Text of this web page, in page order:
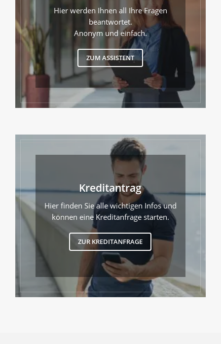
Hier werden Ihnen all Ihre Fragen
beantwortet.
Anonym und einfach.
ZUM ASSISTENT
Kreditantrag
Hier finden Sie alle wichtigen Infos und
können eine Kreditanfrage starten.
ZUR KREDITANFRAGE